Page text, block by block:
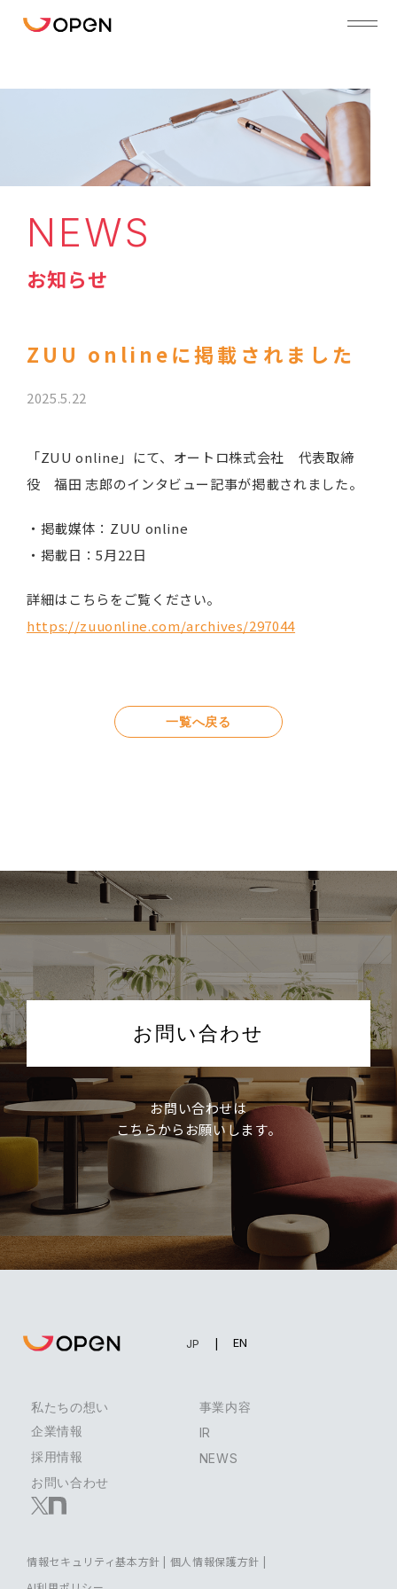
NEWS
お知らせ
ZUU onlineに掲載されました
2025.5.22
「ZUU online」にて、オートロ株式会社 代表取締
役 福田 志郎のインタビュー記事が掲載されました。
・掲載媒体：ZUU online
・掲載日：5月22日
詳細はこちらをご覧ください。
https://zuuonline.com/archives/297044
一覧へ戻る
お問い合わせ
お問い合わせは
こちらからお願いします。
EN
JP
私たちの想い
事業内容
企業情報
IR
採用情報
NEWS
お問い合わせ
情報セキュリティ基本方針 | 個人情報保護方針 |